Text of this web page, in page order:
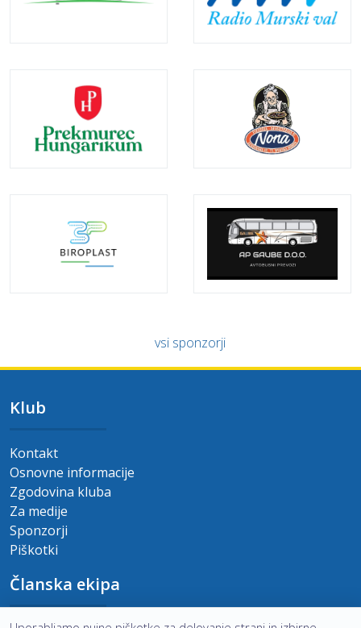
vsi sponzorji
Klub
Kontakt
Osnovne informacije
Zgodovina kluba
Za medije
Sponzorji
Piškotki
Članska ekipa